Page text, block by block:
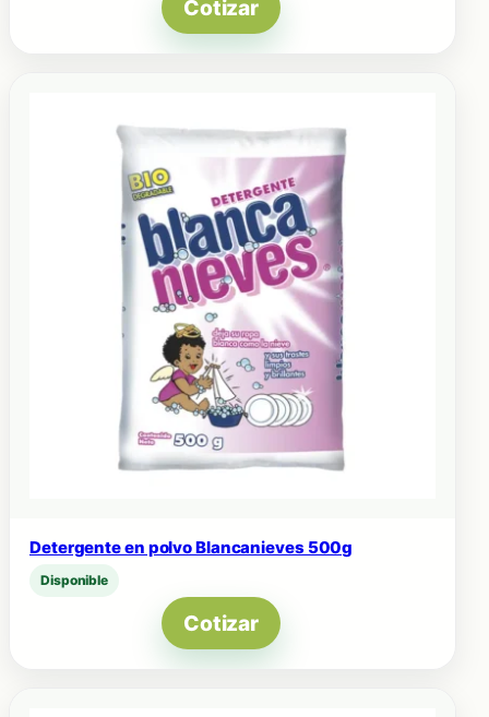
Cotizar
Detergente en polvo Blancanieves 500g
Disponible
Cotizar